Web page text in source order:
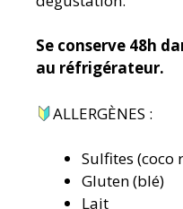
Se conserve 48h
au réfrigérateur.
ALLERGÈNES :
Sulfites (coco
Gluten (blé)
Lait